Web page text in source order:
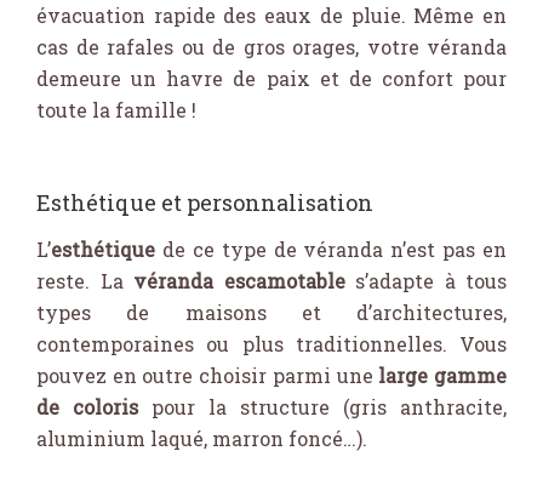
évacuation rapide des eaux de pluie. Même en
cas de rafales ou de gros orages, votre véranda
demeure un havre de paix et de confort pour
toute la famille !
Esthétique et personnalisation
L’esthétique de ce type de véranda n’est pas en
reste. La véranda escamotables’adapte à tous
types de maisons et d’architectures,
contemporaines ou plus traditionnelles. Vous
pouvez en outre choisir parmi une large gamme
de coloris pour la structure (gris anthracite,
aluminium laqué, marron foncé…).